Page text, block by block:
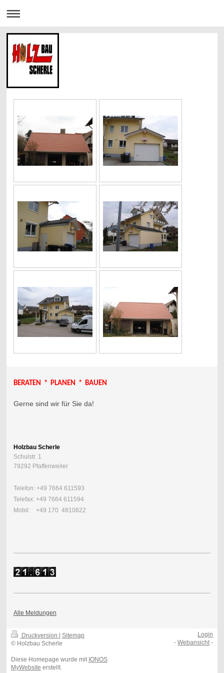
BERATEN * PLANEN * BAUEN
Gerne sind wir für Sie da!
Holzbau Scherle
Schulstr. 1
79292 Pfaffenweiler
Telefon: +49 7664 611593
Telefax: +49 7664 611594
Mobil: +49 170 4810822
Alle Meldungen
Druckversion
Sitemap
© Holzbau Scherle
Diese Homepage wurde mit IONOS
MyWebsite erstellt.
Login
-Webansicht-